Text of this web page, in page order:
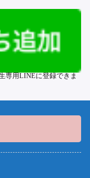
専用LINEに登録できま